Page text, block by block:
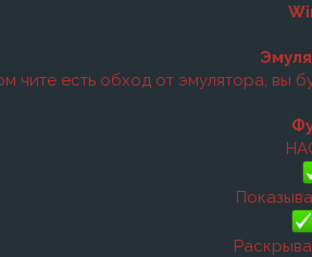
чите есть обход от эмулятора, вы